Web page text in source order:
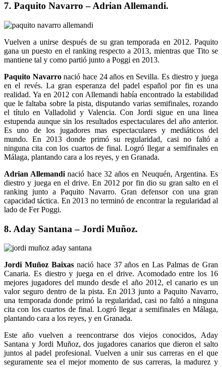
7. Paquito Navarro – Adrian Allemandi.
Vuelven a unirse después de su gran temporada en 2012. Paquito
gana un puesto en el ranking respecto a 2013, mientras que Tito se
mantiene tal y como partió junto a Poggi en 2013.
Paquito Navarronació hace 24 años en Sevilla. Es diestro y juega
en el revés. La gran esperanza del padel español por fin es una
realidad. Ya en 2012 con Allemandi había encontrado la estabilidad
que le faltaba sobre la pista, disputando varias semifinales, rozando
el título en Valladolid y Valencia. Con Jordi sigue en una linea
estupenda aunque sin los resultados espectaculares del año anterior.
Es uno de los jugadores mas espectaculares y mediáticos del
mundo. En 2013 donde primó su regularidad, casi no faltó a
ninguna cita con los cuartos de final. Logró llegar a semifinales en
Málaga, plantando cara a los reyes, y en Granada.
Adrian Allemandi nació hace 32 años en Neuquén, Argentina. Es
diestro y juega en el drive. En 2012 por fin dio su gran salto en el
ranking junto a Paquito Navarro. Gran defensor con una gran
capacidad táctica. En 2013 no terminó de encontrar la regularidad al
lado de Fer Poggi.
8. Aday Santana – Jordi Muñoz.
Jordi Muñoz Baixasnació hace 37 años en Las Palmas de Gran
Canaria. Es diestro y juega en el drive. Acomodado entre los 16
mejores jugadores del mundo desde el año 2012, el canario es un
valor seguro dentro de la pista. En 2013 junto a Paquito Navarro,
una temporada donde primó la regularidad, casi no faltó a ninguna
cita con los cuartos de final. Logró llegar a semifinales en Málaga,
plantando cara a los reyes, y en Granada.
Este año vuelven a reencontrarse dos viejos conocidos, Aday
Santana y Jordi Muñoz, dos jugadores canarios que dieron el salto
juntos al padel profesional. Vuelven a unir sus carreras en el que
seguramente sea el mejor momento de sus carreras, la madurez y